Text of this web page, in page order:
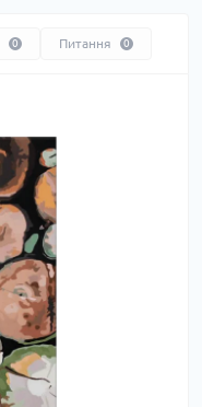
0 Питання 0